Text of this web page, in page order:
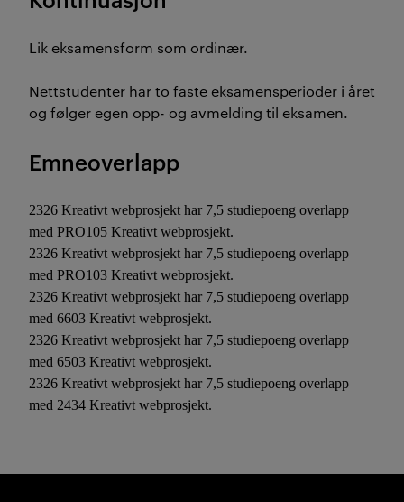
Lik eksamensform som ordinær.
Nettstudenter har to faste eksamensperioder i året
og følger egen opp- og avmelding til eksamen.
Emneoverlapp
2326 Kreativt webprosjekt har 7,5 studiepoeng overlapp
med PRO105 Kreativt webprosjekt.
2326 Kreativt webprosjekt har 7,5 studiepoeng overlapp
med PRO103 Kreativt webprosjekt.
2326 Kreativt webprosjekt har 7,5 studiepoeng overlapp
med 6603 Kreativt webprosjekt.
2326 Kreativt webprosjekt har 7,5 studiepoeng overlapp
med 6503 Kreativt webprosjekt.
2326 Kreativt webprosjekt har 7,5 studiepoeng overlapp
med 2434 Kreativt webprosjekt.